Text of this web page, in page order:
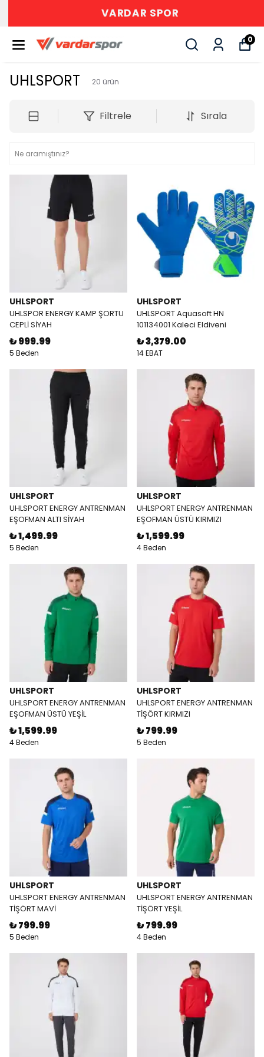
VARDAR SPOR
0
UHLSPORT 20 ürün
Filtrele Sırala
UHLSPORT
UHLSPOR ENERGY KAMP ŞORTU
CEPLİ SİYAH
₺ 999.99
5 Beden
UHLSPORT
UHLSPORT Aquasoft HN
101134001 Kaleci Eldiveni
₺ 3,379.00
14 EBAT
UHLSPORT
UHLSPORT ENERGY ANTRENMAN
EŞOFMAN ALTI SİYAH
₺ 1,499.99
5 Beden
UHLSPORT
UHLSPORT ENERGY ANTRENMAN
EŞOFMAN ÜSTÜ KIRMIZI
₺ 1,599.99
4 Beden
UHLSPORT
UHLSPORT ENERGY ANTRENMAN
EŞOFMAN ÜSTÜ YEŞİL
₺ 1,599.99
4 Beden
UHLSPORT
UHLSPORT ENERGY ANTRENMAN
TİŞÖRT KIRMIZI
₺ 799.99
5 Beden
UHLSPORT
UHLSPORT ENERGY ANTRENMAN
TİŞÖRT MAVİ
₺ 799.99
5 Beden
UHLSPORT
UHLSPORT ENERGY ANTRENMAN
TİŞÖRT YEŞİL
₺ 799.99
4 Beden